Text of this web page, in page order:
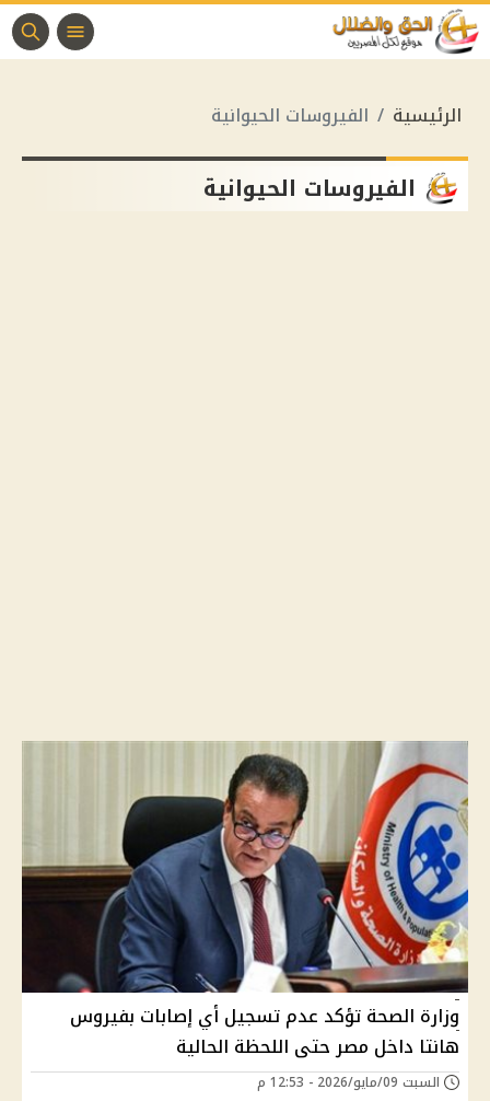
الرئيسية الفيروسات الحيوانية
الفيروسات الحيوانية
وزارة الصحة تؤكد عدم تسجيل أي إصابات بفيروس
هانتا داخل مصر حتى اللحظة الحالية
السبت 09/مايو/2026 - 12:53 م